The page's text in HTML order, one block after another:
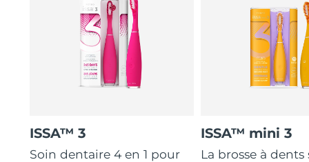
ISSA™ 3
Soin dentaire 4 en 1 pour
ISSA™ mini 3
La brosse à